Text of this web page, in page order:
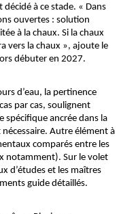
à ce stade. « Dans
ouvertes : solution
à la chaux. Si la chaux
vers la chaux », ajoute le
débuter en 2027.
d’eau, la pertinence
par cas, soulignent
spécifique ancrée dans la
Autre élément à
comparés entre les
notamment). Sur le volet
d’études et les maîtres
guide détaillés.